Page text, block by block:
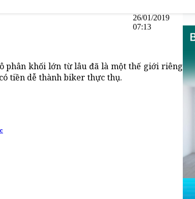
26/01/2019
07:13
phân khối lớn từ lâu đã là một thế giới riêng
tiền dễ thành biker thực thụ.